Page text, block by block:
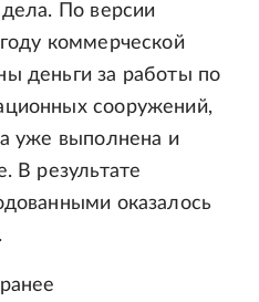
По версии
коммерческой
деньги за работы по
сооружений,
уже выполнена и
В результате
оказалось